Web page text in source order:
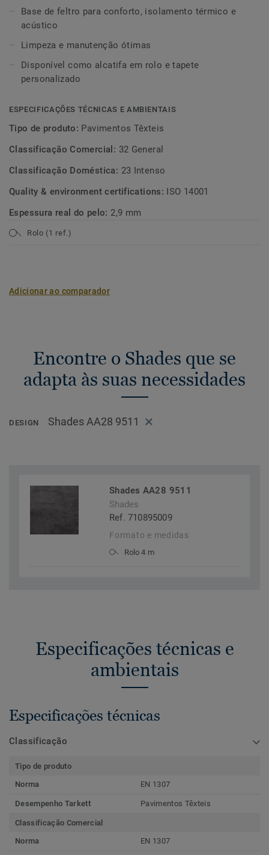
Base de feltro para conforto, isolamento térmico e
acústico
Limpeza e manutenção ótimas
Disponível como alcatifa em rolo e tapete
personalizado
ESPECIFICAÇÕES TÉCNICAS E AMBIENTAIS
Tipo de produto: Pavimentos Têxteis
Classificação Comercial: 32 General
Classificação Doméstica: 23 Intenso
Quality & environment certifications: ISO 14001
Espessura real do pelo: 2,9 mm
Rolo (1 ref.)
Adicionar ao comparador
Encontre o Shades que se
adapta às suas necessidades
DESIGN Shades AA28 9511
Shades AA28 9511
Shades
Ref. 710895009
Formato e medidas
Rolo 4 m
Especificações técnicas e
ambientais
Especificações técnicas
Classificação
Tipo de produto
Norma
EN 1307
Desempenho Tarkett Pavimentos Têxteis
Classificação Comercial
Norma
EN 1307